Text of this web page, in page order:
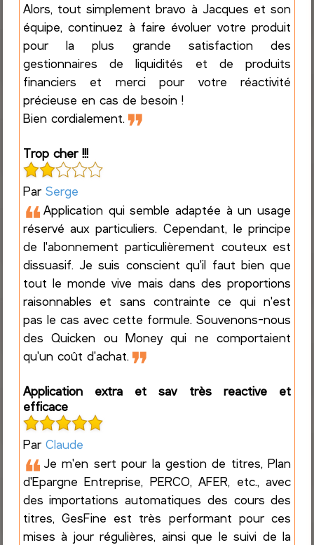
Alors, tout simplement bravo à Jacques et son
équipe, continuez à faire évoluer votre produit
pour la plus grande satisfaction des
gestionnaires de liquidités et de produits
financiers et merci pour votre réactivité
précieuse en cas de besoin !
Bien cordialement. ❞
Trop cher !!!
Par Serge
❝Application qui semble adaptée à un usage
réservé aux particuliers. Cependant, le principe
de l'abonnement particulièrement couteux est
dissuasif. Je suis conscient qu'il faut bien que
tout le monde vive mais dans des proportions
raisonnables et sans contrainte ce qui n'est
pas le cas avec cette formule. Souvenons-nous
des Quicken ou Money qui ne comportaient
qu'un coût d'achat. ❞
Application extra et sav très reactive et
efficace
Par Claude
❝Je m'en sert pour la gestion de titres, Plan
d'Epargne Entreprise, PERCO, AFER, etc., avec
des importations automatiques des cours des
titres, GesFine est très performant pour ces
mises à jour régulières, ainsi que le suivi de la